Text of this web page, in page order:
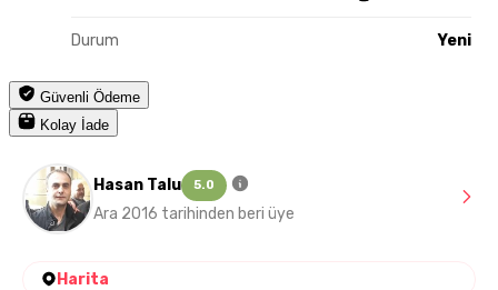
Durum Yeni
Güvenli Ödeme
Kolay İade
Hasan Talu 5.0
Ara 2016 tarihinden beri üye
Harita